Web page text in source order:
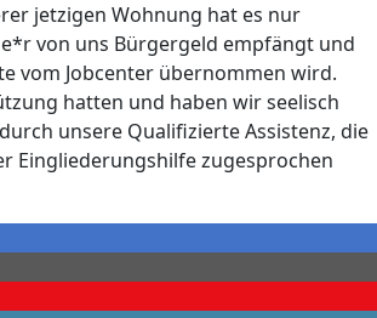
jetzigen Wohnung hat es nur
von uns Bürgergeld empfängt und
vom Jobcenter übernommen wird.
hatten und haben wir seelisch
unsere Qualifizierte Assistenz, die
Eingliederungshilfe zugesprochen